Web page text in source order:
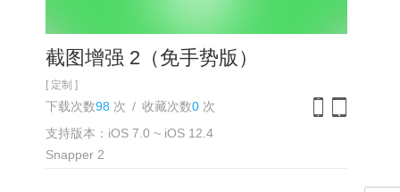
截图增强 2（免手势版）
[ 定制 ]
下载次数98 次 / 收藏次数0 次
支持版本：iOS 7.0 ~ iOS 12.4
Snapper 2